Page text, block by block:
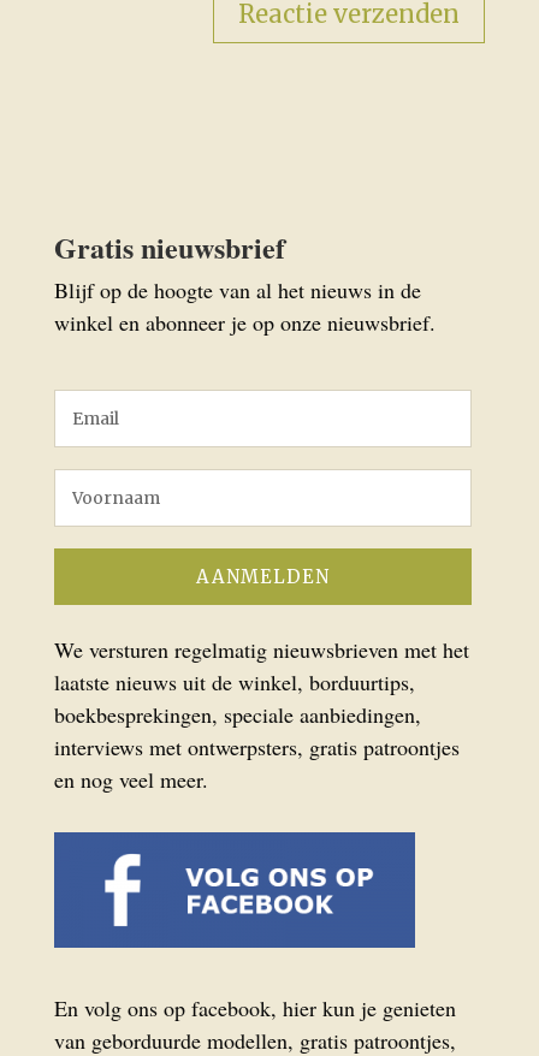
Gratis nieuwsbrief
Blijf op de hoogte van al het nieuws in de
winkel en abonneer je op onze nieuwsbrief.
We versturen regelmatig nieuwsbrieven met het
laatste nieuws uit de winkel, borduurtips,
boekbesprekingen, speciale aanbiedingen,
interviews met ontwerpsters, gratis patroontjes
en nog veel meer.
En volg ons op facebook, hier kun je genieten
van geborduurde modellen, gratis patroontjes,